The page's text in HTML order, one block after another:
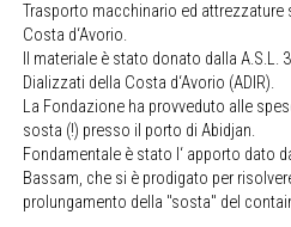
Trasporto macchinario ed attrezzature
Costa d‘Avorio.
Il materiale è stato donato dalla A.S.L.
Dializzati della Costa d‘Avorio (ADIR).
La Fondazione ha provveduto alle
sosta (!) presso il porto di Abidjan.
Fondamentale è stato l‘ apporto dato
Bassam, che si è prodigato per
prolungamento della "sosta" del